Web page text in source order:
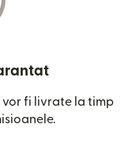
vor fi livrate la timp